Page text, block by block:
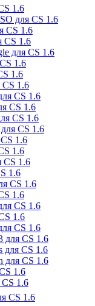
1.6
для CS 1.6
CS 1.6
CS 1.6
для CS 1.6
1.6
1.6
1.6
CS 1.6
CS 1.6
CS 1.6
CS 1.6
1.6
1.6
CS 1.6
1.6
CS 1.6
1.6
CS 1.6
1.6
CS 1.6
для CS 1.6
для CS 1.6
для CS 1.6
1.6
1.6
CS 1.6